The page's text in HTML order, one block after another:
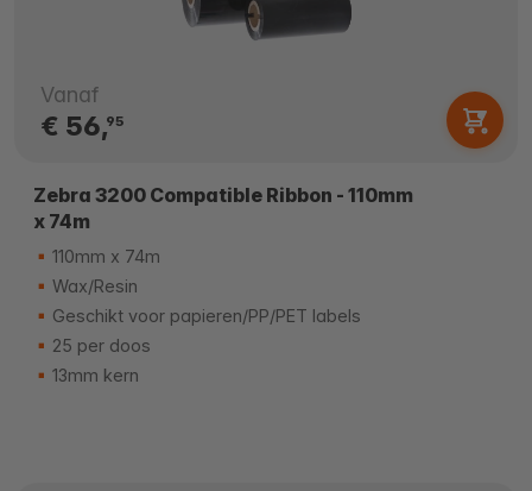
Vanaf
€ 56,95
Zebra 3200 Compatible Ribbon - 110mm
x 74m
110mm x 74m
Wax/Resin
Geschikt voor papieren/PP/PET labels
25 per doos
13mm kern